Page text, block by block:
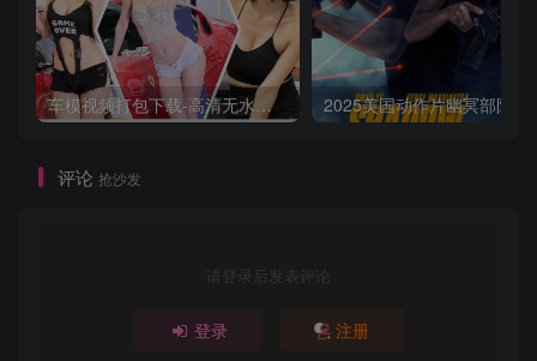
车模视频打包下载-高清无水印版
评论 抢沙发
请登录后发表评论
登录 注册